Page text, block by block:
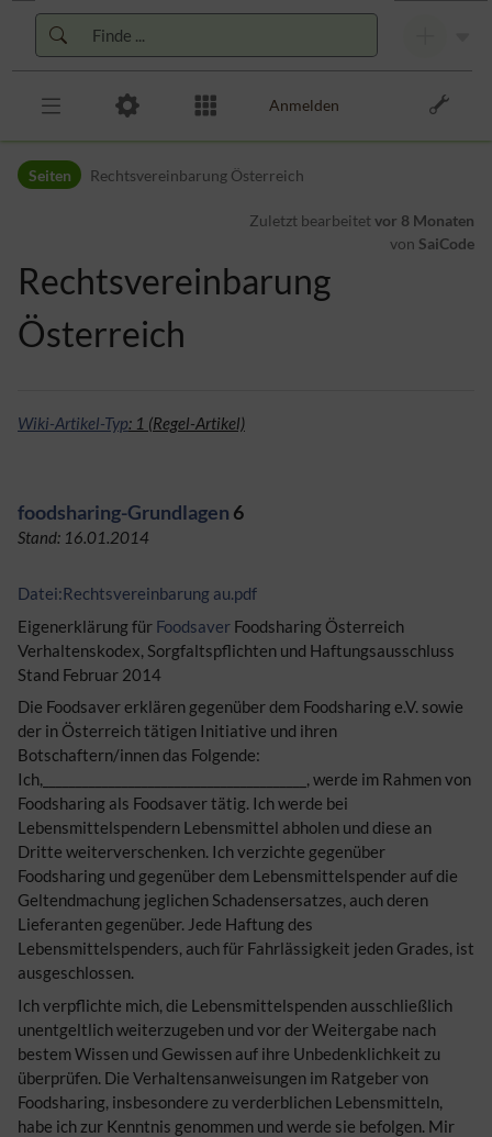
Zur Kopfleiste
Zur Hauptnavigation
Zu den Seitenwerkzeugen
Anmelden
Seiten Rechtsvereinbarung Österreich
Zuletzt bearbeitetvor 8 Monaten
von SaiCode
Rechtsvereinbarung
Österreich
Wiki-Artikel-Typ: 1 (Regel-Artikel)
foodsharing-Grundlagen 6
Stand: 16.01.2014
Datei:Rechtsvereinbarung au.pdf
Eigenerklärung für Foodsaver Foodsharing Österreich
Verhaltenskodex, Sorgfaltspflichten und Haftungsausschluss
Stand Februar 2014
Die Foodsaver erklären gegenüber dem Foodsharing e.V. sowie
der in Österreich tätigen Initiative und ihren
Botschaftern/innen das Folgende:
Ich,________________________________________, werde im Rahmen von
Foodsharing als Foodsaver tätig. Ich werde bei
Lebensmittelspendern Lebensmittel abholen und diese an
Dritte weiterverschenken. Ich verzichte gegenüber
Foodsharing und gegenüber dem Lebensmittelspender auf die
Geltendmachung jeglichen Schadensersatzes, auch deren
Lieferanten gegenüber. Jede Haftung des
Lebensmittelspenders, auch für Fahrlässigkeit jeden Grades, ist
ausgeschlossen.
Ich verpflichte mich, die Lebensmittelspenden ausschließlich
unentgeltlich weiterzugeben und vor der Weitergabe nach
bestem Wissen und Gewissen auf ihre Unbedenklichkeit zu
überprüfen. Die Verhaltensanweisungen im Ratgeber von
Foodsharing, insbesondere zu verderblichen Lebensmitteln,
habe ich zur Kenntnis genommen und werde sie befolgen. Mir